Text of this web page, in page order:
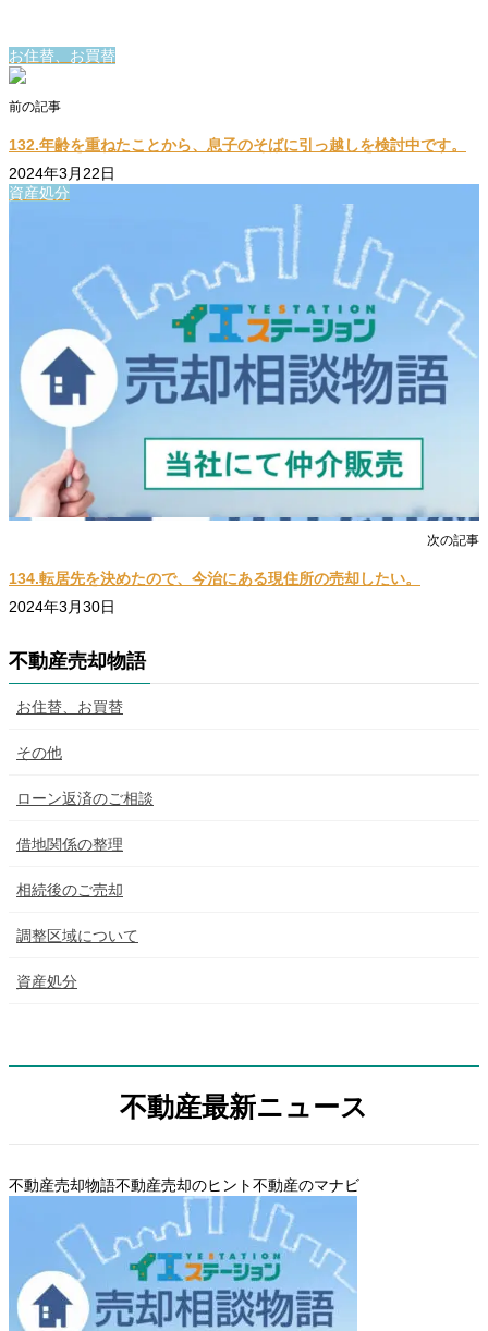
お住替、お買替
前の記事
132.年齢を重ねたことから、息子のそばに引っ越しを検討中です。
2024年3月22日
資産処分
次の記事
134.転居先を決めたので、今治にある現住所の売却したい。
2024年3月30日
不動産売却物語
お住替、お買替
その他
ローン返済のご相談
借地関係の整理
相続後のご売却
調整区域について
資産処分
不動産最新ニュース
不動産売却物語不動産売却のヒント不動産のマナビ